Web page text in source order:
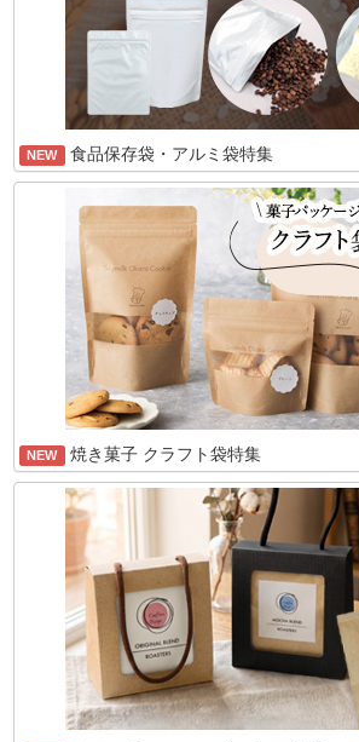
NEW 食品保存袋・アルミ袋特集
NEW 焼き菓子 クラフト袋特集